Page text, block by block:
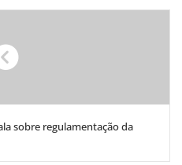
sobre regulamentação da